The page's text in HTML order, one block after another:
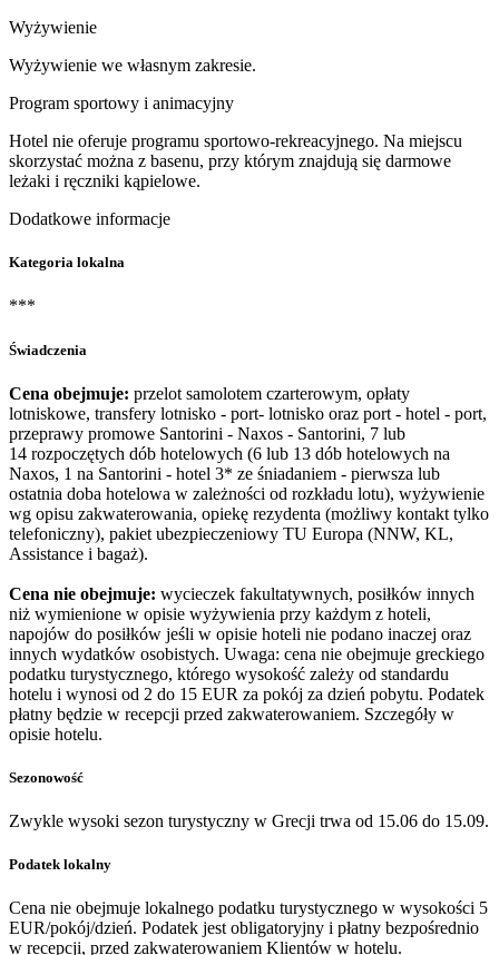
Wyżywienie
Wyżywienie we własnym zakresie.
Program sportowy i animacyjny
Hotel nie oferuje programu sportowo-rekreacyjnego. Na miejscu
skorzystać można z basenu, przy którym znajdują się darmowe
leżaki i ręczniki kąpielowe.
Dodatkowe informacje
Kategoria lokalna
***
Świadczenia
Cena obejmuje: przelot samolotem czarterowym, opłaty
lotniskowe, transfery lotnisko - port- lotnisko oraz port - hotel - port,
przeprawy promowe Santorini - Naxos - Santorini, 7 lub
14 rozpoczętych dób hotelowych (6 lub 13 dób hotelowych na
Naxos, 1 na Santorini - hotel 3* ze śniadaniem - pierwsza lub
ostatnia doba hotelowa w zależności od rozkładu lotu), wyżywienie
wg opisu zakwaterowania, opiekę rezydenta (możliwy kontakt tylko
telefoniczny), pakiet ubezpieczeniowy TU Europa (NNW, KL,
Assistance i bagaż).
Cena nie obejmuje: wycieczek fakultatywnych, posiłków innych
niż wymienione w opisie wyżywienia przy każdym z hoteli,
napojów do posiłków jeśli w opisie hoteli nie podano inaczej oraz
innych wydatków osobistych. Uwaga: cena nie obejmuje greckiego
podatku turystycznego, którego wysokość zależy od standardu
hotelu i wynosi od 2 do 15 EUR za pokój za dzień pobytu. Podatek
płatny będzie w recepcji przed zakwaterowaniem. Szczegóły w
opisie hotelu.
Sezonowość
Zwykle wysoki sezon turystyczny w Grecji trwa od 15.06 do 15.09.
Podatek lokalny
Cena nie obejmuje lokalnego podatku turystycznego w wysokości 5
EUR/pokój/dzień. Podatek jest obligatoryjny i płatny bezpośrednio
w recepcji, przed zakwaterowaniem Klientów w hotelu.